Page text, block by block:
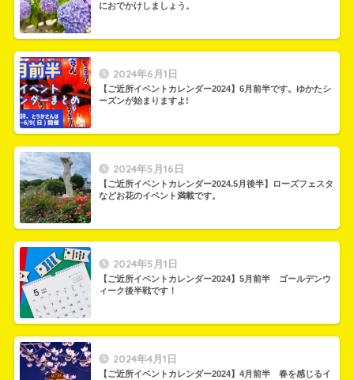
におでかけしましょう。
2024年6月1日
【ご近所イベントカレンダー2024】6月前半です。ゆかたシ
ーズンが始まりますよ!
2024年5月16日
【ご近所イベントカレンダー2024.5月後半】ローズフェスタ
などお花のイベント満載です。
2024年5月1日
【ご近所イベントカレンダー2024】5月前半 ゴールデンウ
ィーク後半戦です！
2024年4月1日
【ご近所イベントカレンダー2024】4月前半 春を感じるイ